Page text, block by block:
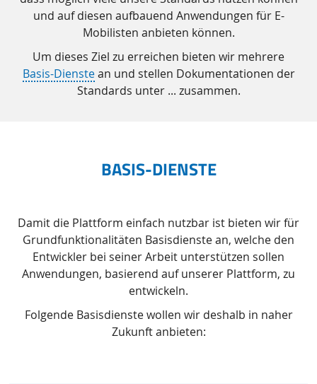
und auf diesen aufbauend Anwendungen für E-
Mobilisten anbieten können.
Um dieses Ziel zu erreichen bieten wir mehrere
Basis-Dienstean und stellen Dokumentationen der
Standards unter ... zusammen.
BASIS-DIENSTE
Damit die Plattform einfach nutzbar ist bieten wir für
Grundfunktionalitäten Basisdienste an, welche den
Entwickler bei seiner Arbeit unterstützen sollen
Anwendungen, basierend auf unserer Plattform, zu
entwickeln.
Folgende Basisdienste wollen wir deshalb in naher
Zukunft anbieten: